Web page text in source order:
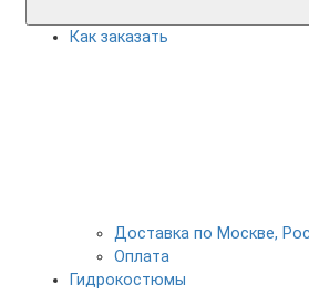
Как заказать
Доставка по Москве,
Оплата
Гидрокостюмы